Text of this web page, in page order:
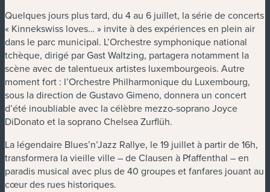
Quelques jours plus tard, du 4 au 6 juillet, la série de concerts
« Kinnekswiss loves… » invite à des expériences en plein air
dans le parc municipal. L’Orchestre symphonique national
tchèque, dirigé par Gast Waltzing, partagera notamment la
scène avec de talentueux artistes luxembourgeois. Autre
moment fort : l’Orchestre Philharmonique du Luxembourg,
sous la direction de Gustavo Gimeno, donnera un concert
d’été inoubliable avec la célèbre mezzo-soprano Joyce
DiDonato et la soprano Chelsea Zurflüh.
La légendaire Blues’n’Jazz Rallye, le 19 juillet à partir de 16h,
transformera la vieille ville – de Clausen à Pfaffenthal – en
paradis musical avec plus de 40 groupes et fanfares jouant au
cœur des rues historiques.